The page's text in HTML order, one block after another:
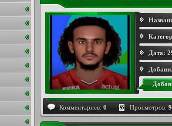
Дата:
Комментариев: 0 Просмотров: